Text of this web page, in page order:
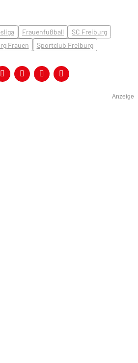
Frauenfußball
SC Freiburg
Frauen
Sportclub Freiburg
Anzeige